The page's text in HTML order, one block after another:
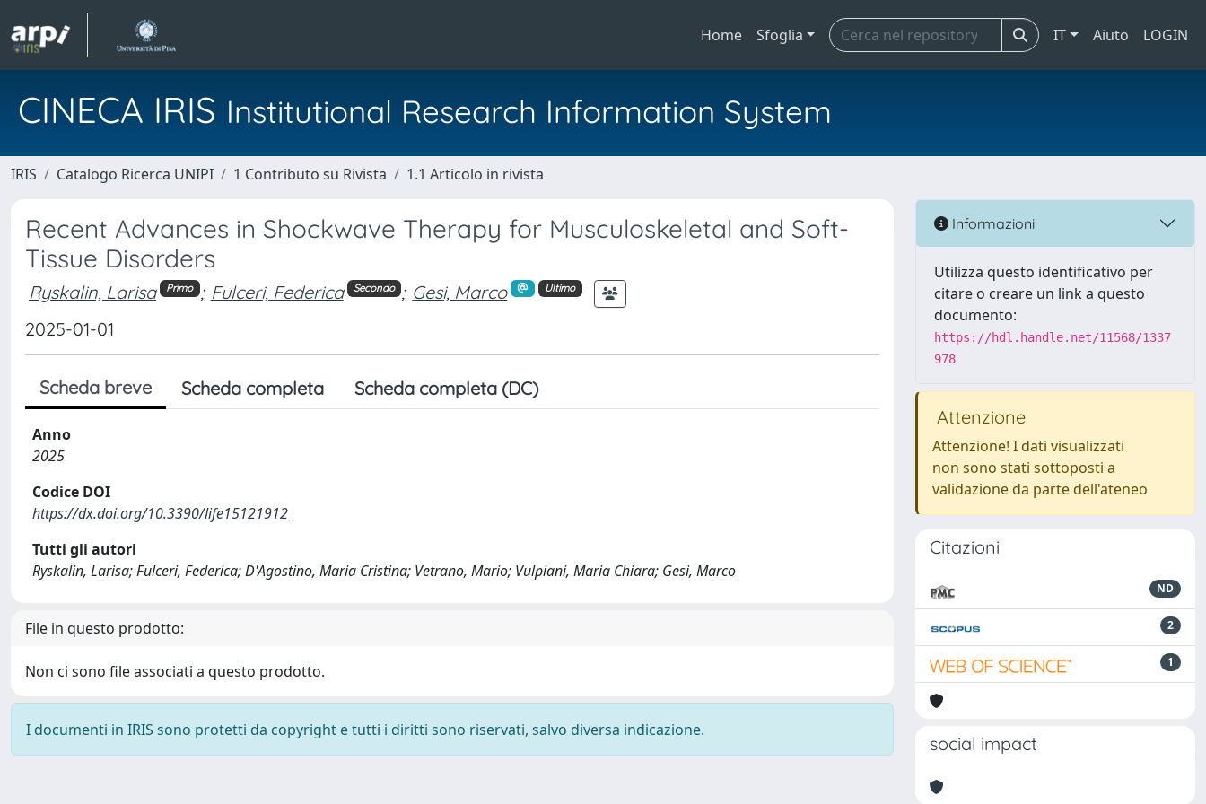
Home Sfoglia IT Aiuto LOGIN
CINECA IRIS Institutional Research Information System
IRIS Catalogo Ricerca UNIPI 1 Contributo su Rivista 1.1 Articolo in rivista
Recent Advances in Shockwave Therapy for Musculoskeletal and Soft-
Tissue Disorders
Ryskalin, Larisa Primo ; Fulceri, Federica Secondo ; Gesi, Marco Ultimo
2025-01-01
Scheda breve Scheda completa Scheda completa (DC)
Anno
2025
Codice DOI
https://dx.doi.org/10.3390/life15121912
Tutti gli autori
Ryskalin, Larisa; Fulceri, Federica; D'Agostino, Maria Cristina; Vetrano, Mario; Vulpiani, Maria Chiara; Gesi, Marco
File in questo prodotto:
Non ci sono file associati a questo prodotto.
I documenti in IRIS sono protetti da copyright e tutti i diritti sono riservati, salvo diversa indicazione.
Informazioni
Utilizza questo identificativo per
citare o creare un link a questo
documento:
https://hdl.handle.net/11568/1337
978
Attenzione
Attenzione! I dati visualizzati
non sono stati sottoposti a
validazione da parte dell'ateneo
Citazioni
ND
2
1
social impact